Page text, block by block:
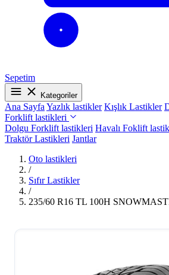
Sepetim
Kategoriler
Ana Sayfa Yazlık lastikler Kışlık Lastikler
Forklift lastikleri
Dolgu Forklift lastikleri Havalı Foklift
Traktör Lastikleri Jantlar
Oto lastikleri
/
Sıfır Lastikler
/
235/60 R16 TL 100H